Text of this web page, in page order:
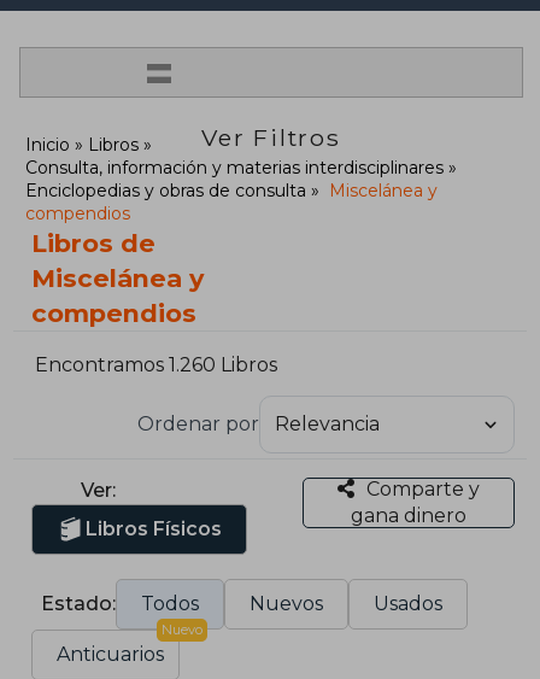
=
Ver Filtros
Inicio
Libros
Consulta, información y materias interdisciplinares
Enciclopedias y obras de consulta
Miscelánea y
compendios
Libros de
Miscelánea y
compendios
Encontramos 1.260 Libros
Ordenar por
Ver:
Libros Físicos
Comparte y
gana dinero
Estado: Todos Nuevos Usados
Anticuarios
Nuevo